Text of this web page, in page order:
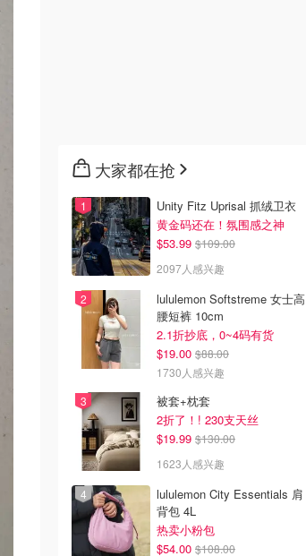
大家都在抢
Unity Fitz Uprisal 抓绒卫衣
黄金码还在！氛围感之神
$53.99 $109.00
2097人感兴趣
lululemon Softstreme 女士高
腰短裤 10cm
2.1折抄底，0~4码有货
$19.00 $88.00
1730人感兴趣
被套+枕套
2折了！! 230支天丝
$19.99 $130.00
1623人感兴趣
lululemon City Essentials 肩
背包 4L
热卖小粉包
$54.00 $108.00